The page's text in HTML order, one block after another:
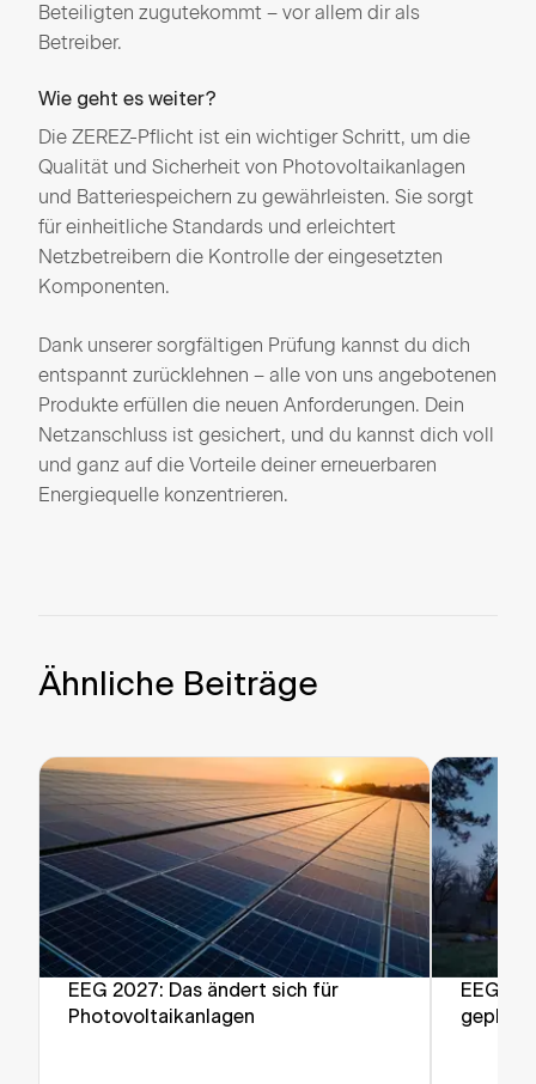
Beteiligten zugutekommt – vor allem dir als
Betreiber.
Wie geht es weiter?
Die ZEREZ-Pflicht ist ein wichtiger Schritt, um die
Qualität und Sicherheit von Photovoltaikanlagen
und Batteriespeichern zu gewährleisten. Sie sorgt
für einheitliche Standards und erleichtert
Netzbetreibern die Kontrolle der eingesetzten
Komponenten.
Dank unserer sorgfältigen Prüfung kannst du dich
entspannt zurücklehnen – alle von uns angebotenen
Produkte erfüllen die neuen Anforderungen. Dein
Netzanschluss ist gesichert, und du kannst dich voll
und ganz auf die Vorteile deiner erneuerbaren
Energiequelle konzentrieren.
Ähnliche Beiträge
EEG 2027: Das ändert sich für
Photovoltaikanlagen
EEG-